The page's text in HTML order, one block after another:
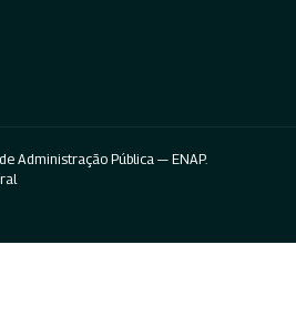
Administração Pública — ENAP.